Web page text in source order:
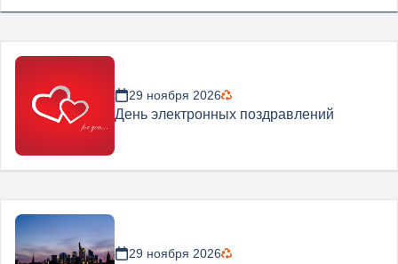
29 ноября 2026
День электронных поздравлений
29 ноября 2026